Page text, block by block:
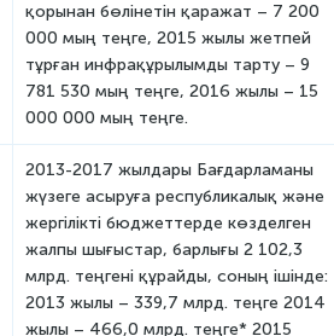
қорынан бөлінетін қаражат – 7 200
000 мың теңге, 2015 жылы жетпей
тұрған инфрақұрылымды тарту – 9
781 530 мың теңге, 2016 жылы – 15
000 000 мың теңге.
2013-2017 жылдары Бағдарламаны
жүзеге асыруға республикалық және
жергілікті бюджеттерде көзделген
жалпы шығыстар, барлығы 2 102,3
млрд. теңгені құрайды, соның ішінде:
2013 жылы – 339,7 млрд. теңге 2014
жылы – 466,0 млрд. теңге* 2015